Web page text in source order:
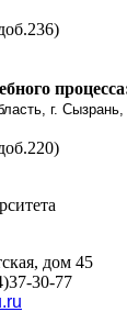
г.
дом 45
30-77